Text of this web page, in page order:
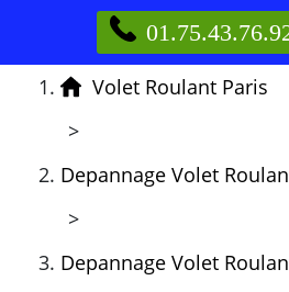
Volet Roulant Paris
>
Depannage Volet
>
Depannage Volet